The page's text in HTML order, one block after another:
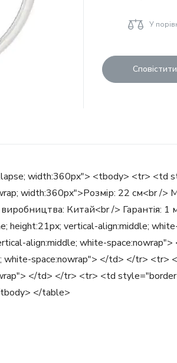
У
width:360px"> <tbody> <tr> <td
width:360px">Розмір: 22 см<br /
Китай<br />
height:21px; vertical-align:middle;
align:middle; white-
white-space:nowrap"> </td> </tr>
</td> </tr> <tr> <td
</table>